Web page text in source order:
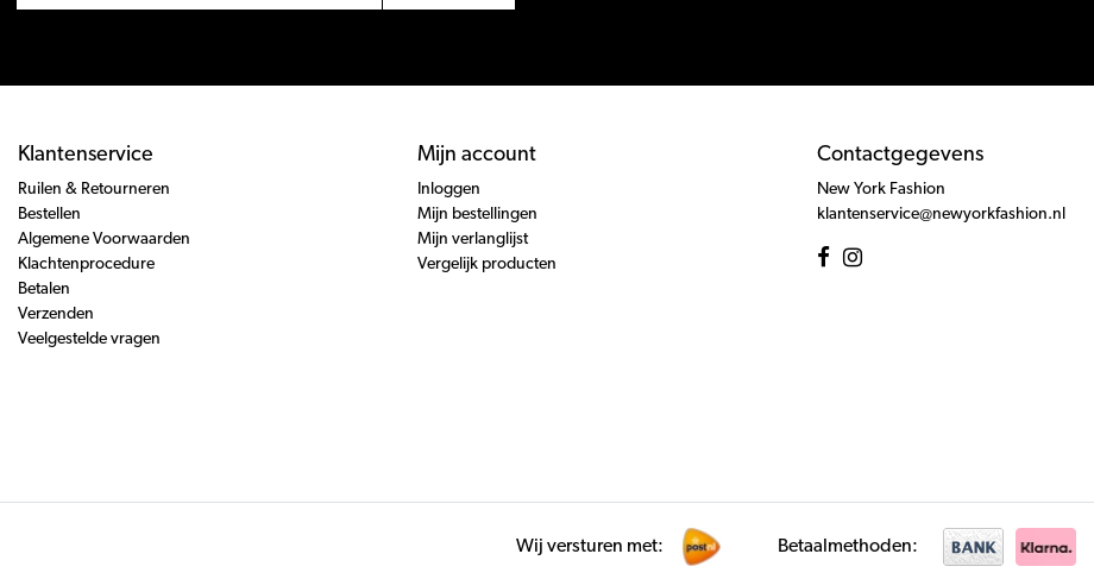
Klantenservice
Ruilen & Retourneren
Bestellen
Algemene Voorwaarden
Klachtenprocedure
Betalen
Verzenden
Veelgestelde vragen
Mijn account
Inloggen
Mijn bestellingen
Mijn verlanglijst
Vergelijk producten
Contactgegevens
New York Fashion
klantenservice@newyorkfashion.nl
Wij versturen met: Betaalmethoden: